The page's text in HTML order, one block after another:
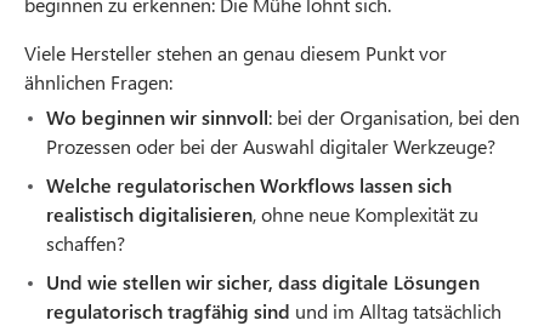
Viele Hersteller stehen an genau diesem Punkt vor
ähnlichen Fragen:
Wo beginnen wir sinnvoll: bei der Organisation, bei den
Prozessen oder bei der Auswahl digitaler Werkzeuge?
Welche regulatorischen Workflows lassen sich
realistisch digitalisieren, ohne neue Komplexität zu
schaffen?
Und wie stellen wir sicher, dass digitale Lösungen
regulatorisch tragfähig sind und im Alltag tatsächlich